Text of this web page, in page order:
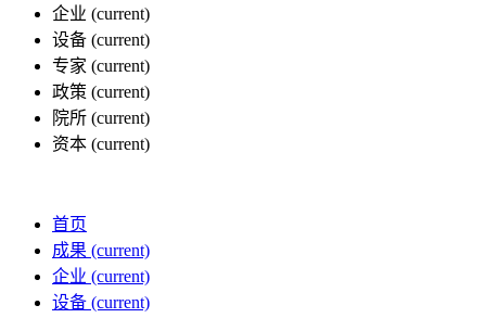
企业 (current)
设备 (current)
专家 (current)
政策 (current)
院所 (current)
资本 (current)
首页
成果 (current)
企业 (current)
设备 (current)